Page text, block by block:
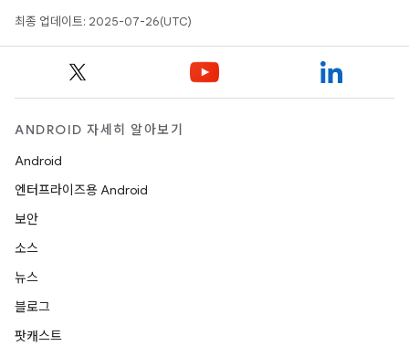
최종 업데이트: 2025-07-26(UTC)
ANDROID 자세히 알아보기
Android
엔터프라이즈용 Android
보안
소스
뉴스
블로그
팟캐스트